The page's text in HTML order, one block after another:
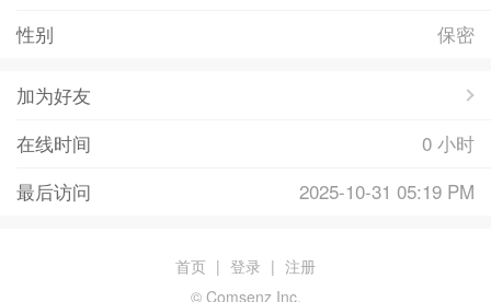
性别
保密
加为好友
在线时间
0 小时
最后访问
2025-10-31 05:19 PM
首页 | 登录 | 注册
© Comsenz Inc.